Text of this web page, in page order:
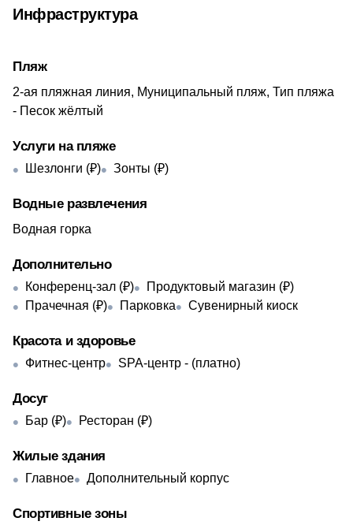
Инфраструктура
Пляж
2-ая пляжная линия, Муниципальный пляж, Тип пляжа
- Песок жёлтый
Услуги на пляже
Шезлонги (₽) Зонты (₽)
Водные развлечения
Водная горка
Дополнительно
Конференц-зал (₽)
Продуктовый магазин (₽)
Прачечная (₽)
Парковка Сувенирный киоск
Красота и здоровье
Фитнес-центр SPA-центр - ​(платно)
Досуг
Бар (₽) Ресторан (₽)
Жилые здания
Главное Дополнительный корпус
Спортивные зоны